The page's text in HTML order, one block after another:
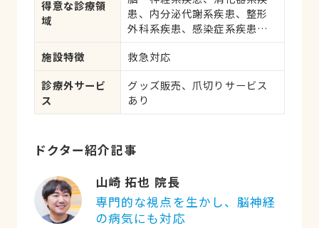
科手術
得意な診療領
域
患、内分泌代謝系疾患、整形
外科系疾患、感染症系疾患、
疾患、肝・胆・すい臓系疾
疾患、寄生虫、心の病気、皮
膚系疾患、呼吸器系疾患、
ん、アレルギー、歯と口腔系
施設特徴
救急対応
診療外サービ
ス
グッズ販売、爪切りサービス
あり
ドクター紹介記事
山崎 拓也 院長
専門的な視点を生かし、脳神経
の病気にも対応